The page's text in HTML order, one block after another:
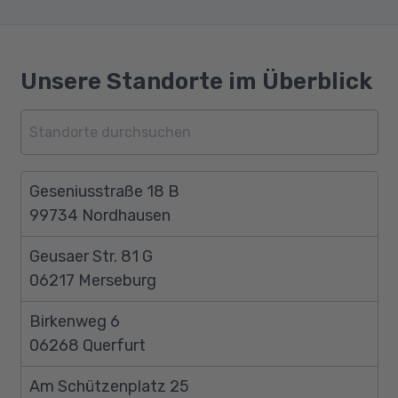
Unsere Standorte im Überblick
Geseniusstraße 18 B
99734 Nordhausen
Geusaer Str. 81 G
06217 Merseburg
Birkenweg 6
06268 Querfurt
Am Schützenplatz 25